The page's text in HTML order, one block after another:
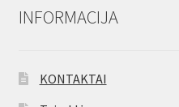
INFORMACIJA
KONTAKTAI